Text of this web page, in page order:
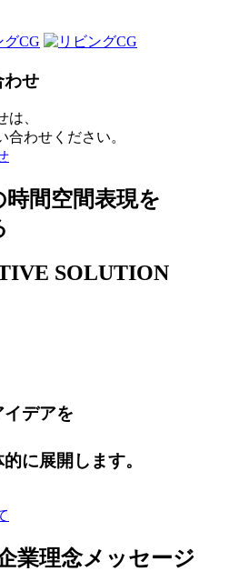
わせ
、
わせください。
間空間表現を
SOLUTION
イデアを
に展開します。
業理念メッセージ